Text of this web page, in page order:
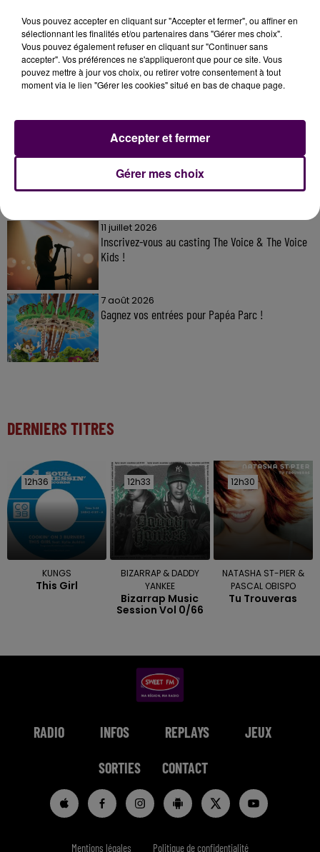
À LA UNE
7 août 2026
Gagnez vos pass pour le V and B Fest' 2026 !
11 juillet 2026
Inscrivez-vous au casting The Voice & The Voice
Kids !
7 août 2026
Gagnez vos entrées pour Papéa Parc !
DERNIERS TITRES
12h36
12h36
KUNGS
This Girl
12h33
12h33
BIZARRAP & DADDY
YANKEE
Bizarrap Music
Session Vol 0/66
12h30
12h30
NATASHA ST-PIER &
PASCAL OBISPO
Tu Trouveras
RADIO INFOS REPLAYS JEUX
SORTIES CONTACT
Mentions légales Politique de confidentialité
Vous pouvez accepter en cliquant sur "Accepter et fermer", ou affiner en
sélectionnant les finalités et/ou partenaires dans "Gérer mes choix".
Vous pouvez également refuser en cliquant sur "Continuer sans
accepter". Vos préférences ne s'appliqueront que pour ce site. Vous
pouvez mettre à jour vos choix, ou retirer votre consentement à tout
moment via le lien "Gérer les cookies" situé en bas de chaque page.
Gérer mes choix
Accepter et fermer